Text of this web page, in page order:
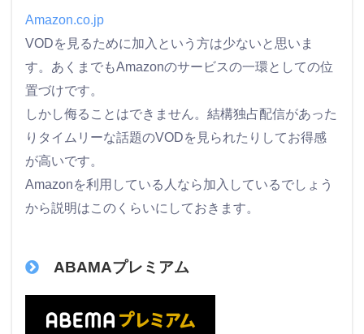
Amazon.co.jp
VODを見るために加入という方は少ないと思いま
す。あくまでもAmazonのサービスの一環としての位
置づけです。
しかし侮ることはできません。結構独占配信があった
りタイムリーな話題のVODを見られたりしてお得感
が高いです。
Amazonを利用している人なら加入しているでしょう
から説明はこのくらいにしておきます。
ABAMAプレミアム